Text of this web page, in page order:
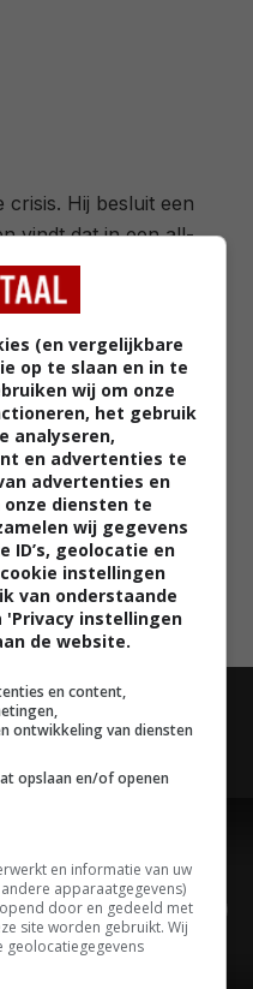
Hij besluit een
vindt dat in een all-
.
, Daniel Mays,
,Jim Carter,
,Nathaniel Parker,
,Rob Brydon,
,Charlotte Riley
,Thomas
Daniel Eghan,Manoj
.
(en vergelijkbare
op te slaan en in te
wij om onze
het gebruik
analyseren,
en advertenties te
advertenties en
diensten te
wij gegevens
ID’s, geolocatie en
instellingen
van onderstaande
instellingen
de website.
en content,
ontwikkeling van diensten
opslaan en/of openen
en informatie van uw
apparaatgegevens)
door en gedeeld met
site worden gebruikt. Wij
geolocatiegegevens